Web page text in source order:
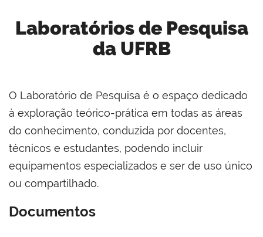
Laboratórios de Pesquisa
da UFRB
O Laboratório de Pesquisa é o espaço dedicado
à exploração teórico-prática em todas as áreas
do conhecimento, conduzida por docentes,
técnicos e estudantes, podendo incluir
equipamentos especializados e ser de uso único
ou compartilhado.
Documentos